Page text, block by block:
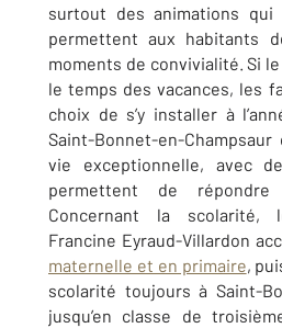
surtout des animations qui
permettent aux habitants
moments de convivialité.Si
le temps des vacances, les
choix de s’y installer à
Saint-Bonnet-en-
vie exceptionnelle, avec
permettent de
Concernant la scolarité,
Francine Eyraud-Villardon
maternelle et en primaire,
scolarité toujours à Saint-
jusqu’en classe de